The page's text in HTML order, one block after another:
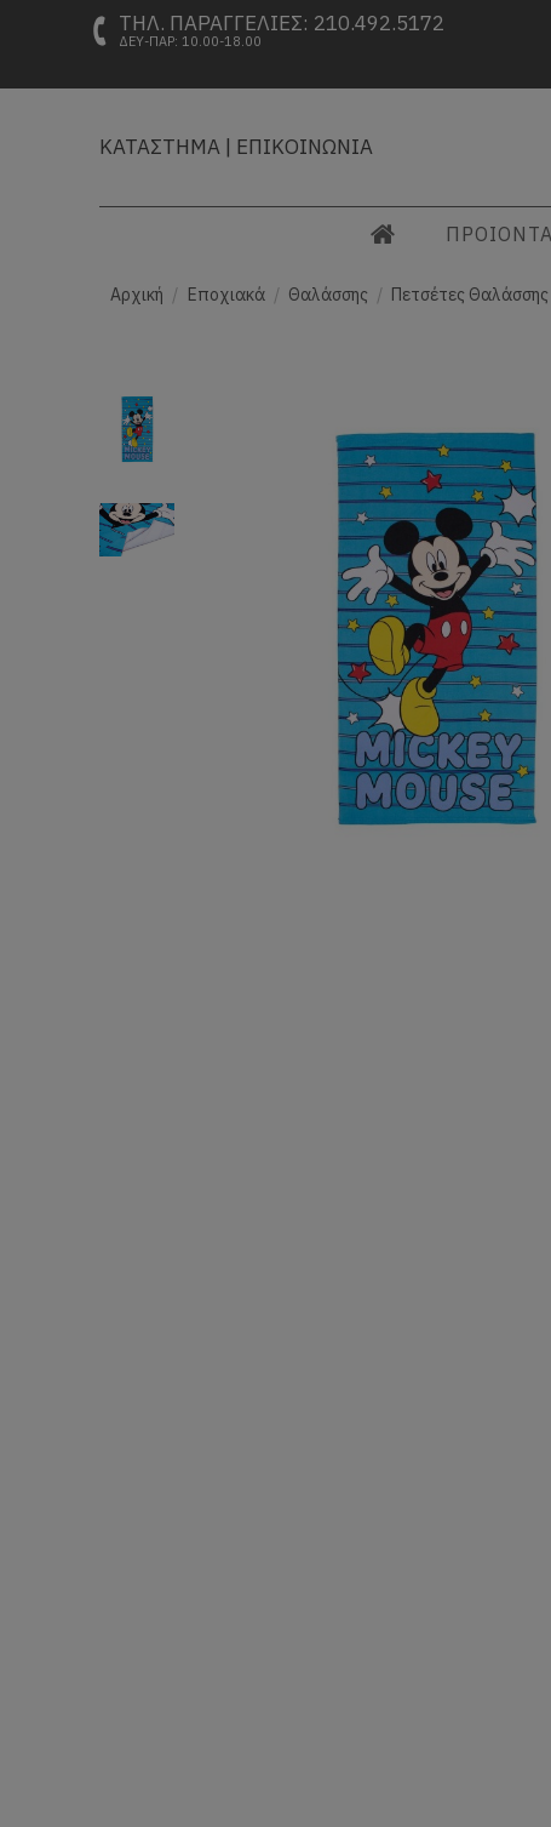
ΤΗΛ. ΠΑΡΑΓΓΕΛΙΕΣ: 210.492.5172
ΔΕΥ-ΠΑΡ: 10.00-18.00
ΚΑΤΑΣΤΗΜΑ | ΕΠΙΚΟΙΝΩΝΙΑ
ΠΡΟΙΟΝΤΑ
Αρχική Εποχιακά Θαλάσσης Πετσέτες Θαλάσσης